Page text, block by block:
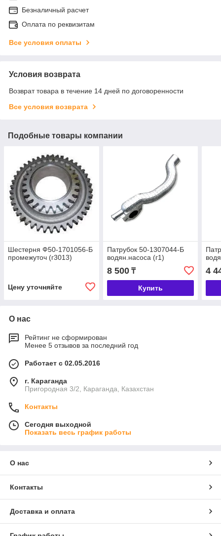
Безналичный расчет
Оплата по реквизитам
Все условия оплаты
Условия возврата
Возврат товара в течение 14 дней по договоренности
Все условия возврата
Подобные товары компании
Шестерня Ф50-1701056-Б
промежуточ (г3013)
Цену уточняйте
Патрубок 50-1307044-Б
водян.насоса (г1)
8 500₸
Купить
4
О нас
Рейтинг не сформирован
Менее 5 отзывов за последний год
Работает с 02.05.2016
г. Караганда
Пригородная 3/2, Караганда, Казахстан
Контакты
Сегодня выходной
Показать весь график работы
О нас
Контакты
Доставка и оплата